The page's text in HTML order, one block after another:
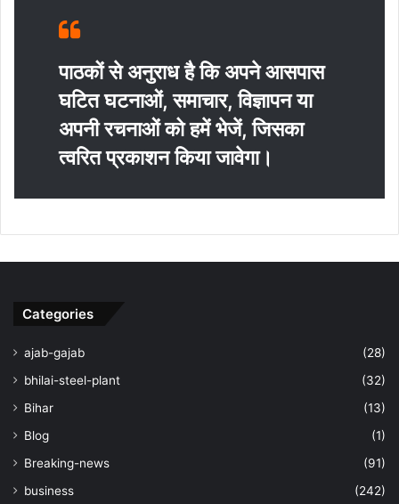
पाठकों से अनुराध है कि अपने आसपास
घटित घटनाओं, समाचार, विज्ञापन या
अपनी रचनाओं को हमें भेजें, जिसका
त्‍वरित प्रकाशन किया जावेगा।
Categories
ajab-gajab
(28)
bhilai-steel-plant
(32)
Bihar
(13)
Blog
(1)
Breaking-news
(91)
business
(242)